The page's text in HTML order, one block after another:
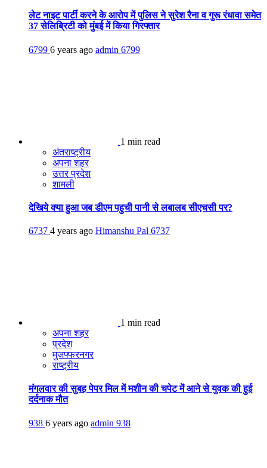
लेट नाइट पार्टी करने के आरोप में पुलिस ने सुरेश रैना व गुरू रंधावा समेत
37 सेलिब्रिटी को मुंबई में किया गिरफ्तार
6799 6 years ago admin 6799
1 min read
अंतराष्ट्रीय
अपना शहर
उत्तर प्रदेश
शामली
देखिये क्या हुआ जब डीएम पहुची पानी से लबालब सीएचसी पर?
6737 4 years ago Himanshu Pal 6737
1 min read
अपना शहर
प्रदेश
मुजफ्फरनगर
राष्ट्रीय
मंगलवार की सुबह पेपर मिल में मशीन की चपेट में आने से युवक की हुई
दर्दनाक मौत
938 6 years ago admin 938